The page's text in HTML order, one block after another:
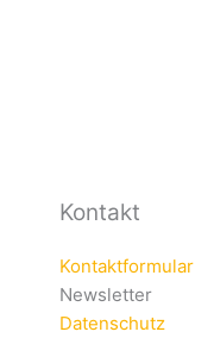
Kontakt
Kontaktformular
Newsletter
Datenschutz